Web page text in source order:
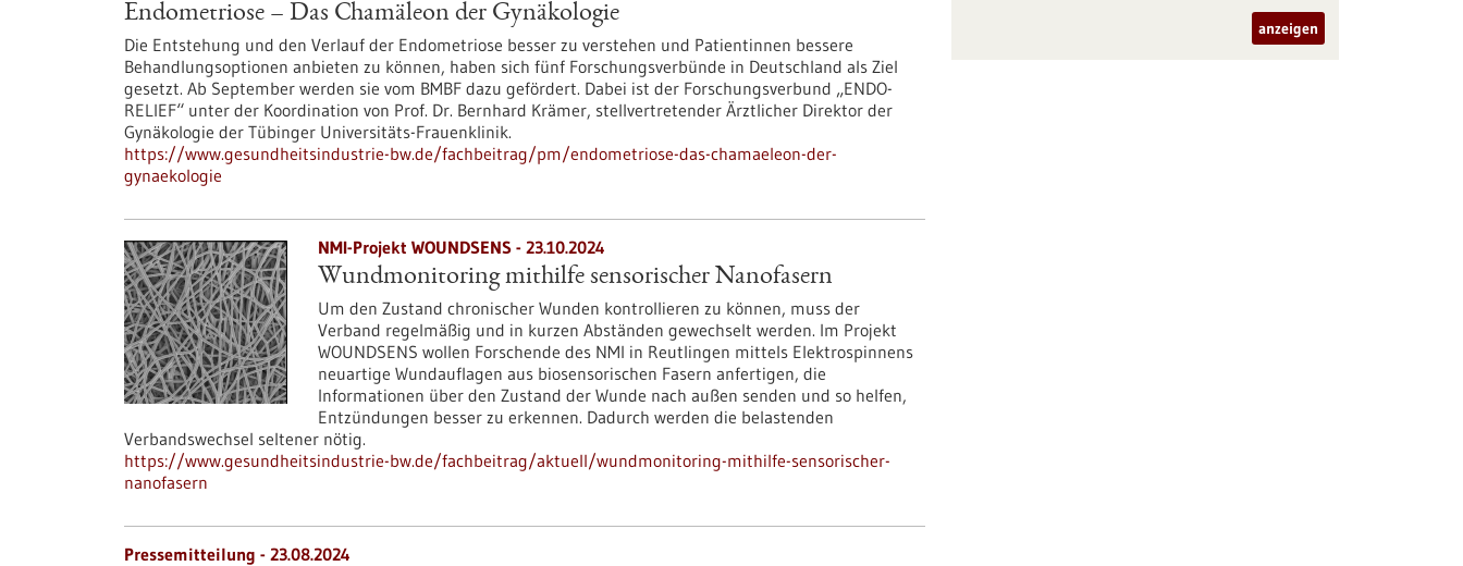
Endometriose – Das Chamäleon der Gynäkologie
Die Entstehung und den Verlauf der Endometriose besser zu verstehen und Patientinnen bessere
Behandlungsoptionen anbieten zu können, haben sich fünf Forschungsverbünde in Deutschland als Ziel
gesetzt. Ab September werden sie vom BMBF dazu gefördert. Dabei ist der Forschungsverbund „ENDO-
RELIEF“ unter der Koordination von Prof. Dr. Bernhard Krämer, stellvertretender Ärztlicher Direktor der
Gynäkologie der Tübinger Universitäts-Frauenklinik.
https://www.gesundheitsindustrie-bw.de/fachbeitrag/pm/endometriose-das-chamaeleon-der-
gynaekologie
NMI-Projekt WOUNDSENS - 23.10.2024
Wundmonitoring mithilfe sensorischer Nanofasern
Um den Zustand chronischer Wunden kontrollieren zu können, muss der
Verband regelmäßig und in kurzen Abständen gewechselt werden. Im Projekt
WOUNDSENS wollen Forschende des NMI in Reutlingen mittels Elektrospinnens
neuartige Wundauflagen aus biosensorischen Fasern anfertigen, die
Informationen über den Zustand der Wunde nach außen senden und so helfen,
Entzündungen besser zu erkennen. Dadurch werden die belastenden
Verbandswechsel seltener nötig.
https://www.gesundheitsindustrie-bw.de/fachbeitrag/aktuell/wundmonitoring-mithilfe-sensorischer-
nanofasern
Pressemitteilung - 23.08.2024
anzeigen